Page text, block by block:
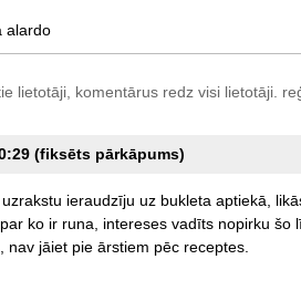
alardo
lietotāji, komentārus redz visi lietotāji.
(fiksēts pārkāpums)
uzrakstu ieraudzīju uz bukleta aptiekā,
par ko ir runa, intereses vadīts nopirku šo
nav jāiet pie ārstiem pēc receptes.